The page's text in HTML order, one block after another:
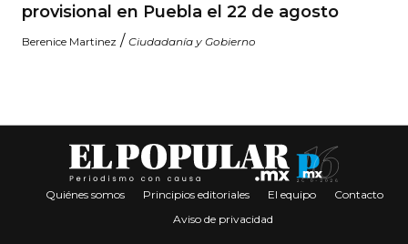
provisional en Puebla el 22 de agosto
Berenice Martinez / Ciudadanía y Gobierno
Quiénes somos Principios editoriales El equipo
Contacto
Aviso de privacidad